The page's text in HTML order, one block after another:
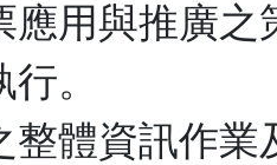
應用與推廣之
。
整體資訊作業